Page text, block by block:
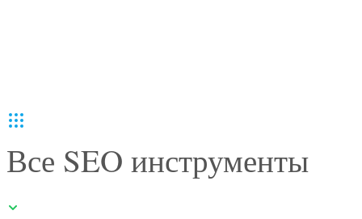
Все SEO инструменты